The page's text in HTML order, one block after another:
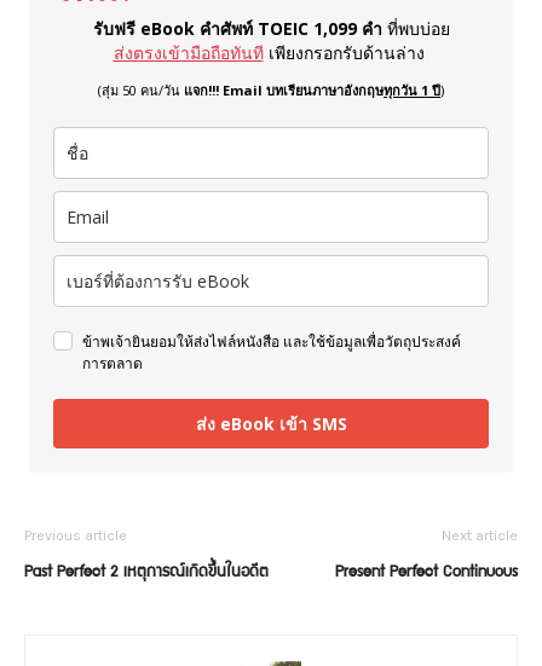
รับฟรี eBook คำศัพท์ TOEIC 1,099 คำ ที่พบบ่อย
ส่งตรงเข้ามือถือทันที เพียงกรอกรับด้านล่าง
(สุ่ม 50 คน/วัน แจก!!! Email บทเรียนภาษาอังกฤษทุกวัน 1 ปี)
ข้าพเจ้ายินยอมให้ส่งไฟล์หนังสือ และใช้ข้อมูลเพื่อวัตถุประสงค์
การตลาด
ส่ง eBook เข้า SMS
Previous article
Past Perfect 2 เหตุการณ์เกิดขึ้นในอดีต
Next article
Present Perfect Continuous